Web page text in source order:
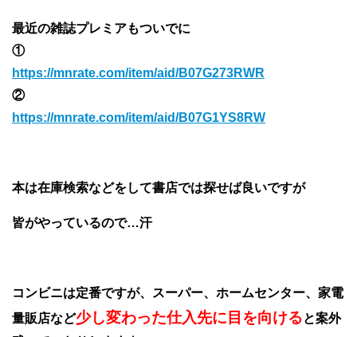
最近の雑誌プレミアもついでに
①
https://mnrate.com/item/aid/B07G273RWR
②
https://mnrate.com/item/aid/B07G1YS8RW
本は在庫検索などをして書店では探せば良いですが
皆がやっているので…汗
コンビニは定番ですが、スーパー、ホームセンター、家電
量販店など少し変わった仕入先に目を向けると案外